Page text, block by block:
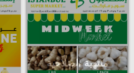
منتهية الصلاحية